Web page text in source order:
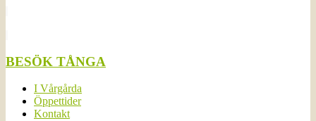
BESÖK TÅNGA
I Vårgårda
Öppettider
Kontakt